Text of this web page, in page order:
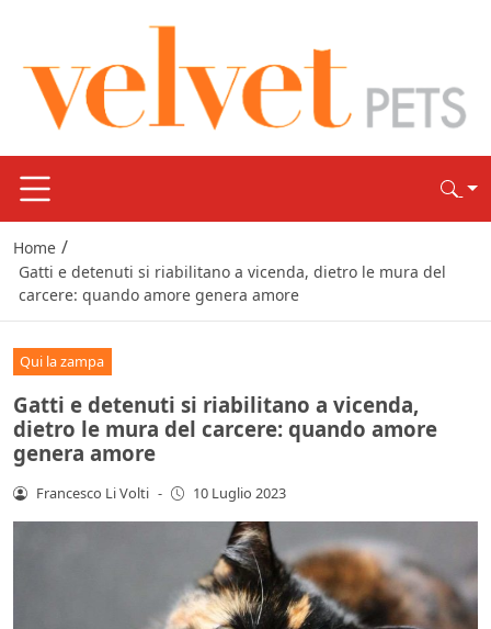
Home /
Gatti e detenuti si riabilitano a vicenda, dietro le mura del
carcere: quando amore genera amore
Qui la zampa
Gatti e detenuti si riabilitano a vicenda,
dietro le mura del carcere: quando amore
genera amore
Francesco Li Volti - 10 Luglio 2023